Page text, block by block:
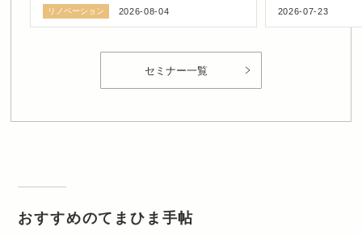
リノベーション 2026-08-04
ショップ in 豊
2026-07-23
セミナー一覧
おすすめのてまひま手帖